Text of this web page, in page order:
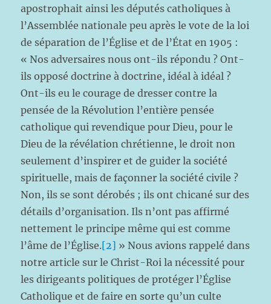
apostrophait ainsi les députés catholiques à
l’Assemblée nationale peu après le vote de la loi
de séparation de l’Église et de l’État en 1905 :
« Nos adversaires nous ont-ils répondu ? Ont-
ils opposé doctrine à doctrine, idéal à idéal ?
Ont-ils eu le courage de dresser contre la
pensée de la Révolution l’entière pensée
catholique qui revendique pour Dieu, pour le
Dieu de la révélation chrétienne, le droit non
seulement d’inspirer et de guider la société
spirituelle, mais de façonner la société civile ?
Non, ils se sont dérobés ; ils ont chicané sur des
détails d’organisation. Ils n’ont pas affirmé
nettement le principe même qui est comme
l’âme de l’Église.[2] » Nous avions rappelé dans
notre article sur le Christ-Roi la nécessité pour
les dirigeants politiques de protéger l’Église
Catholique et de faire en sorte qu’un culte